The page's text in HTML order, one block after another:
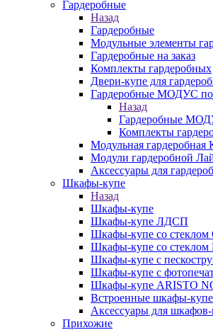
Гардеробные
Назад
Гардеробные
Модульные элементы
Гардеробные на заказ
Комплекты гардеробных
Двери-купе для
Гардеробные МОДУС по
Назад
Гардеробные
Комплекты
Модульная гардеробная
Модули гардеробной
Аксессуары для
Шкафы-купе
Назад
Шкафы-купе
Шкафы-купе ЛДСП
Шкафы-купе со стеклом
Шкафы-купе со стеклом
Шкафы-купе с
Шкафы-купе с
Шкафы-купе ARISTO
Встроенные шкафы-купе
Аксессуары для
Прихожие